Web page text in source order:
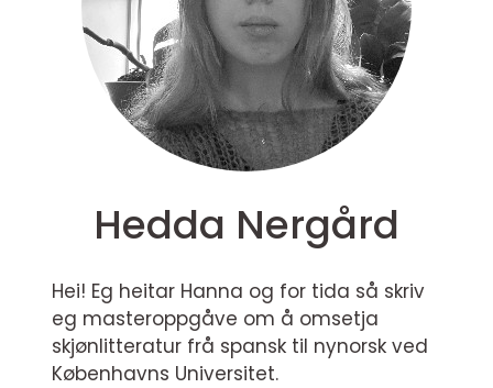
Hedda Nergård
Hei! Eg heitar Hanna og for tida så skriv
eg masteroppgåve om å omsetja
skjønlitteratur frå spansk til nynorsk ved
Københavns Universitet.